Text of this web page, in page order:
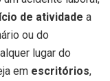
de atividade a
ou do
lugar do
em escritórios,